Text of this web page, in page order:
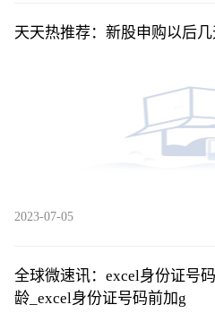
天天热推荐：新股申购以后
2023-07-05
全球微速讯：excel身份证号
龄_excel身份证号码前加g